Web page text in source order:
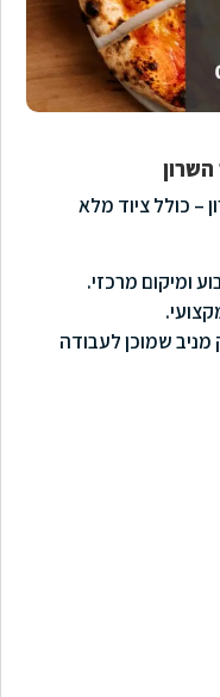
– כולל ציוד מלא
ומיקום מרכזי.
שמוכן לעבודה